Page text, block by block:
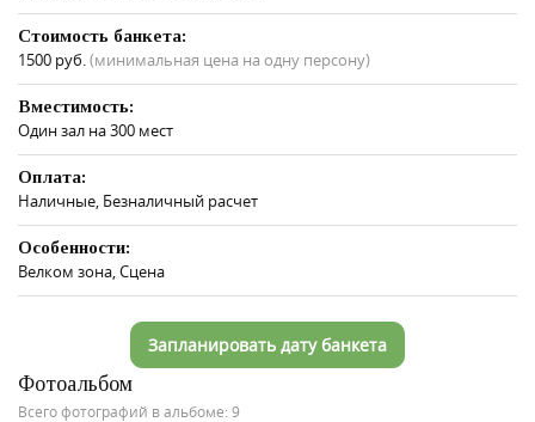
Стоимость банкета:
1500 руб.(минимальная цена на одну персону)
Вместимость:
Один зал на 300 мест
Оплата:
Наличные, Безналичный расчет
Особенности:
Велком зона, Сцена
Запланировать дату банкета
Фотоальбом
Всего фотографий в альбоме: 9